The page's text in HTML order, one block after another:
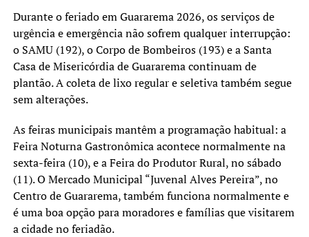
Durante o feriado em Guararema 2026, os serviços de
urgência e emergência não sofrem qualquer interrupção:
o SAMU (192), o Corpo de Bombeiros (193) e a Santa
Casa de Misericórdia de Guararema continuam de
plantão. A coleta de lixo regular e seletiva também segue
sem alterações.
As feiras municipais mantêm a programação habitual: a
Feira Noturna Gastronômica acontece normalmente na
sexta-feira (10), e a Feira do Produtor Rural, no sábado
(11). O Mercado Municipal “Juvenal Alves Pereira”, no
Centro de Guararema, também funciona normalmente e
é uma boa opção para moradores e famílias que visitarem
a cidade no feriadão.